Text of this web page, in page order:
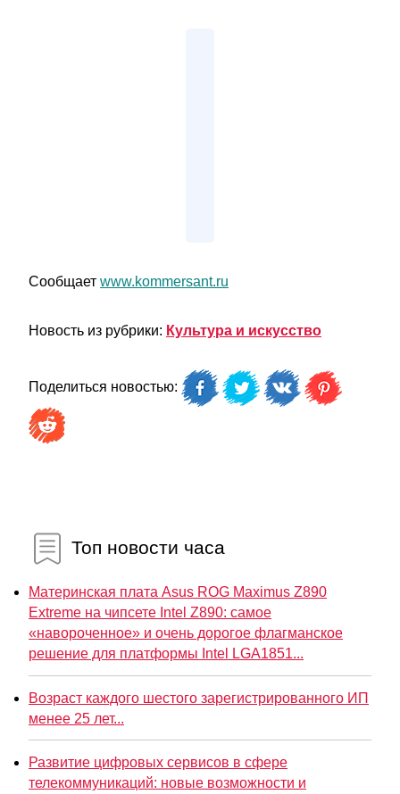
Сообщает www.kommersant.ru
Новость из рубрики: Культура и искусство
Поделиться новостью:
Топ новости часа
Материнская плата Asus ROG Maximus Z890
Extreme на чипсете Intel Z890: самое
«навороченное» и очень дорогое флагманское
решение для платформы Intel LGA1851...
Возраст каждого шестого зарегистрированного ИП
менее 25 лет...
Развитие цифровых сервисов в сфере
телекоммуникаций: новые возможности и